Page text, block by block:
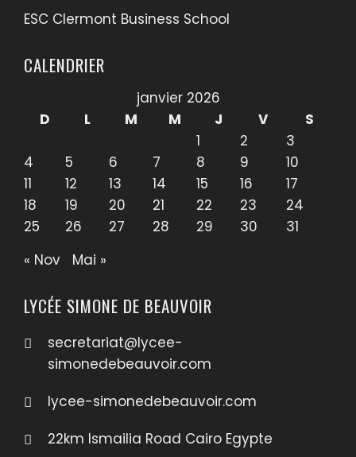
ESC Clermont Business School
CALENDRIER
janvier 2026
D
L M M J V
S
1
2
3
4
5 6 7 8 9
10
11
12 13 14 15 16
17
18
19 20 21 22 23
24
25
26 27 28 29 30
31
« Nov
Mai »
LYCÉE SIMONE DE BEAUVOIR
secretariat@lycee-
simonedebeauvoir.com
lycee-simonedebeauvoir.com
22km Ismailia Road Cairo Egypte